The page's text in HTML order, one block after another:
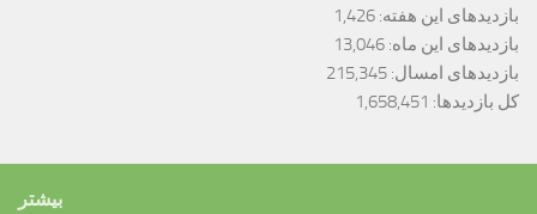
بازدیدهای این هفته: 1,426
بازدیدهای این ماه: 13,046
بازدیدهای امسال: 215,345
کل بازدیدها: 1,658,451
بیشتر